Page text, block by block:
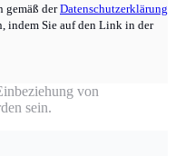
gemäß derDatenschutzerklärung
indem Sie auf den Link in der
von
sein.